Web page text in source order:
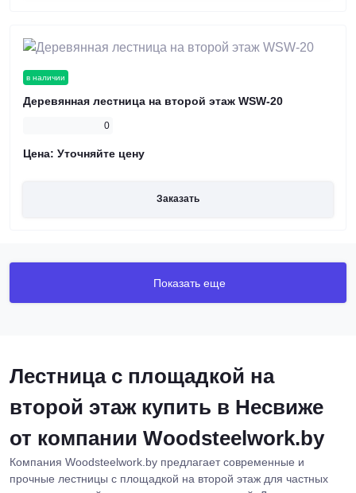
в наличии
Деревянная лестница на второй этаж WSW-20
0
Цена: Уточняйте цену
Заказать
Показать еще
Лестница с площадкой на
второй этаж купить в Несвиже
от компании Woodsteelwork.by
Компания Woodsteelwork.by предлагает современные и
прочные лестницы с площадкой на второй этаж для частных